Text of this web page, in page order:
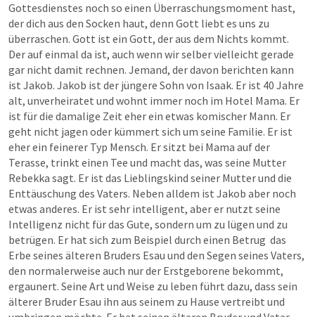
Gottesdienstes noch so einen Überraschungsmoment hast,
der dich aus den Socken haut, denn Gott liebt es uns zu
überraschen. Gott ist ein Gott, der aus dem Nichts kommt.
Der auf einmal da ist, auch wenn wir selber vielleicht gerade
gar nicht damit rechnen. Jemand, der davon berichten kann
ist Jakob. Jakob ist der jüngere Sohn von Isaak. Er ist 40 Jahre
alt, unverheiratet und wohnt immer noch im Hotel Mama. Er
ist für die damalige Zeit eher ein etwas komischer Mann. Er
geht nicht jagen oder kümmert sich um seine Familie. Er ist
eher ein feinerer Typ Mensch. Er sitzt bei Mama auf der
Terasse, trinkt einen Tee und macht das, was seine Mutter
Rebekka sagt. Er ist das Lieblingskind seiner Mutter und die
Enttäuschung des Vaters. Neben alldem ist Jakob aber noch
etwas anderes. Er ist sehr intelligent, aber er nutzt seine
Intelligenz nicht für das Gute, sondern um zu lügen und zu
betrügen. Er hat sich zum Beispiel durch einen Betrug  das
Erbe seines älteren Bruders Esau und den Segen seines Vaters,
den normalerweise auch nur der Erstgeborene bekommt,
ergaunert. Seine Art und Weise zu leben führt dazu, dass sein
älterer Bruder Esau ihn aus seinem zu Hause vertreibt und